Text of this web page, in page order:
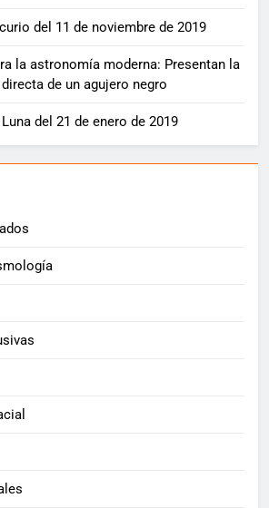
del 11 de noviembre de 2019
la astronomía moderna: Presentan la
de un agujero negro
del 21 de enero de 2019